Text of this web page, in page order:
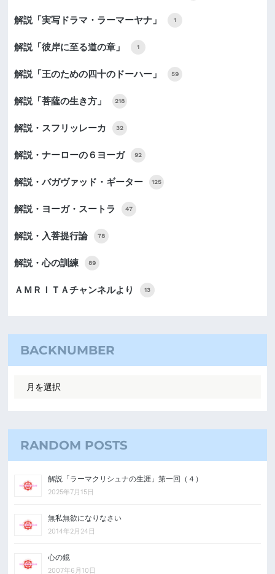
解説「実写ドラマ・ラーマーヤナ」 1
解説「彼岸に至る道の章」 1
解説「王のための四十のドーハー」 59
解説「菩薩の生き方」 218
解説・スフリッレーカ 32
解説・ナーローの６ヨーガ 92
解説・バガヴァッド・ギーター 125
解説・ヨーガ・スートラ 47
解説・入菩提行論 78
解説・心の訓練 89
ＡＭＲＩＴＡチャンネルより 13
BACKNUMBER
RANDOM POSTS
解説「ラーマクリシュナの生涯」第一回（４）
2025年7月15日
無私無欲になりなさい
2014年2月24日
心の鏡
2007年6月10日